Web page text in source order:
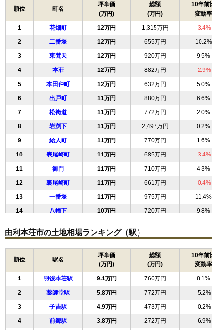
順位 町名
坪単価
(万円)
総額
(万円)
10年前比
変動率
1 花畑町 12万円 1,315万円 -3.4%
2 二番堰 12万円 655万円 10.2%
3 東梵天 12万円 920万円 9.5%
4 本荘 12万円 882万円 -2.9%
5 本田仲町 12万円 632万円 5.0%
6 出戸町 11万円 880万円 6.6%
7 松街道 11万円 772万円 2.0%
8 岩渕下 11万円 2,497万円 0.2%
9 給人町 11万円 770万円 1.6%
10 表尾崎町 11万円 685万円 -3.4%
11 御門 11万円 710万円 4.3%
12 裏尾崎町 11万円 661万円 -0.4%
13 一番堰 11万円 975万円 11.4%
14 八幡下 10万円 720万円 9.8%
16 中梵天 9.5万円 1,014万円 3.7%
9.1万円 570万円 6.8%
9.0万円 891万円 3.1%
19 西小人町 8.9万円 671万円 3.5%
20 石脇 8.8万円 794万円 8.2%
21 桜小路 8.8万円 1,407万円 -3.3%
22 新組町 8.4万円 607万円 3.8%
由利本荘市の土地相場ランキング（駅）
順位 駅名
坪単価
(万円)
総額
(万円)
10年前比
変動率
1 羽後本荘駅 9.1万円 766万円 8.1%
2 薬師堂駅 5.8万円 772万円 -5.2%
3 子吉駅 4.9万円 473万円 -0.2%
4 前郷駅 3.8万円 272万円 -6.9%